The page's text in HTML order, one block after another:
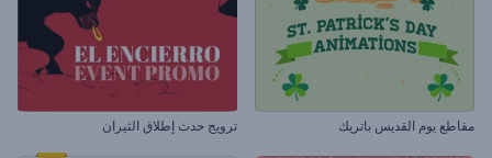
مقاطع يوم القديس باتريك ترويج حدث إطلاق الثيران